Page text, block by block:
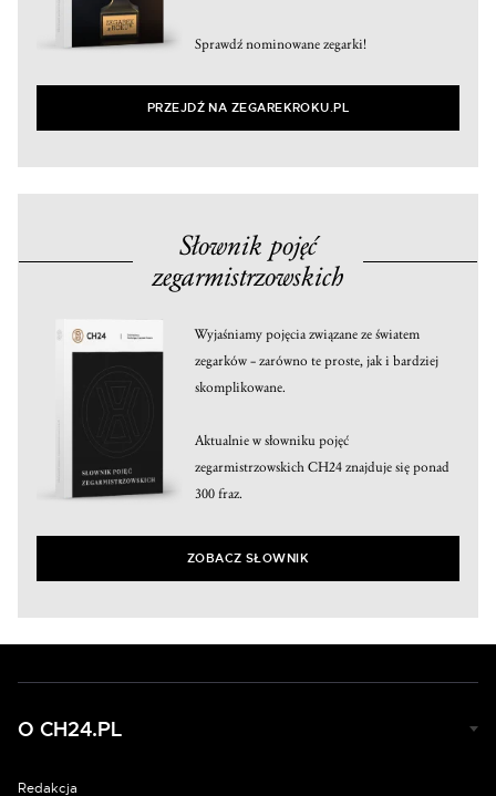
Sprawdź nominowane zegarki!
PRZEJDŹ NA ZEGAREKROKU.PL
Słownik pojęć
zegarmistrzowskich
Wyjaśniamy pojęcia związane ze światem
zegarków – zarówno te proste, jak i bardziej
skomplikowane.
Aktualnie w słowniku pojęć
zegarmistrzowskich CH24 znajduje się ponad
300 fraz.
ZOBACZ SŁOWNIK
O CH24.PL
Redakcja